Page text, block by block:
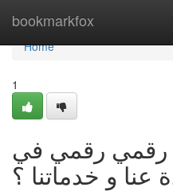
bookmarkfox
Home
Home
1
رقمي رقمي في
عنا و خدماتنا ؟